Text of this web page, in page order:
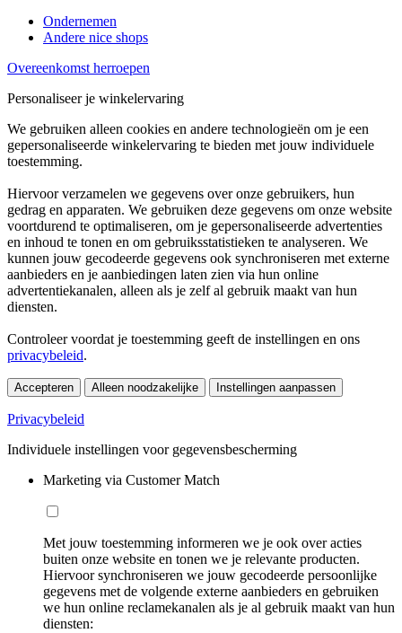
Ondernemen
Andere nice shops
Overeenkomst herroepen
Personaliseer je winkelervaring
We gebruiken alleen cookies en andere technologieën om je een
gepersonaliseerde winkelervaring te bieden met jouw individuele
toestemming.
Hiervoor verzamelen we gegevens over onze gebruikers, hun
gedrag en apparaten. We gebruiken deze gegevens om onze website
voortdurend te optimaliseren, om je gepersonaliseerde advertenties
en inhoud te tonen en om gebruiksstatistieken te analyseren. We
kunnen jouw gecodeerde gegevens ook synchroniseren met externe
aanbieders en je aanbiedingen laten zien via hun online
advertentiekanalen, alleen als je zelf al gebruik maakt van hun
diensten.
Controleer voordat je toestemming geeft de instellingen en ons
privacybeleid.
Accepteren Alleen noodzakelijke Instellingen aanpassen
Privacybeleid
Individuele instellingen voor gegevensbescherming
Marketing via Customer Match
Met jouw toestemming informeren we je ook over acties
buiten onze website en tonen we je relevante producten.
Hiervoor synchroniseren we jouw gecodeerde persoonlijke
gegevens met de volgende externe aanbieders en gebruiken
we hun online reclamekanalen als je al gebruik maakt van hun
diensten: